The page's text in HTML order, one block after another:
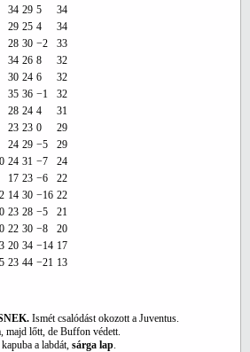
34 29 5
34
29 25 4
34
28 30 −2
33
34 26 8
32
30 24 6
32
35 36 −1
32
28 24 4
31
23 23 0
29
24 29 −5
29
24 31 −7
24
17 23 −6
22
14 30 −16 22
23 28 −5
21
22 30 −8
20
20 34 −14 17
23 44 −21 13
Ismét csalódást okozott a Juventus.
majd lőtt, de Buffon védett.
a labdát, sárga lap.